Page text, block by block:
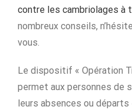
contre les cambriolages à
nombreux conseils,
vous.
Le dispositif « Opération
permet aux personnes de
leurs absences ou départs